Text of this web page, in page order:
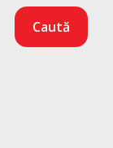
Caută